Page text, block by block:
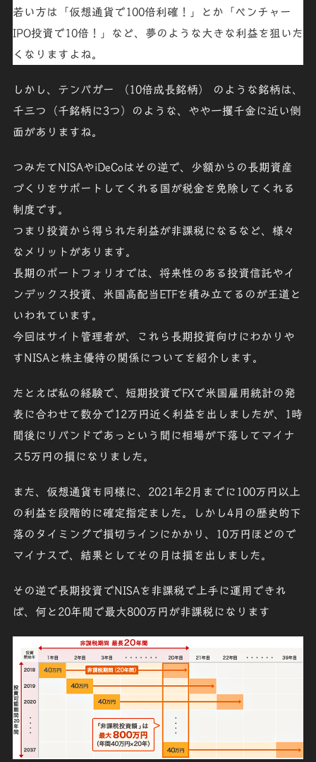
若い方は「 仮想通貨で100倍利確！ 」とか「 ベンチャー
IPO投資で10倍！
」など、夢のような大きな利益を狙いた
くなりますよね。
しかし、テンバガー （10倍成長銘柄） のような銘柄は、
千三つ
（千銘柄に3つ） のような、 やや一攫千金に近い側
面がありますね。
つみたてNISAやiDeCoはその逆で、少額からの長期資産
づくりをサポー トしてくれる国が税金を免除してくれる
制度です。
つまり投資から得られた利益が非課税になるなど、様々
なメリットがあります。
長期のポートフォリオでは、将来性のある 投資信託やイ
ンデックス投資、 米国高配当ETFを積み立てるのが王道と
いわれています。
今回はサイト管理者が、これら長期投資向けにわかりや
すNISA と株主優待の関係について を紹介します。
たとえば私の経験で、短期投資でFXで米国雇用統計の発
表に合わせて数分で12万円近く利益を出しましたが、1時
間後にリバンドであっという間に相場が下落して マイナ
ス5万円 の損になりました。
また、仮想通貨も同様に、2021年2月までに100万円以上
の利益を段階的に確定指定ました。しかし4月の歴史的下
落のタイミングで損切ライン にかかり、 10万円 ほどので
マイナスで、結果として その月は損 を出しました。
その逆で長期投資でNISAを非課税で上手に運用できれ
ば、何と20年間で最大800万円が非課税になります